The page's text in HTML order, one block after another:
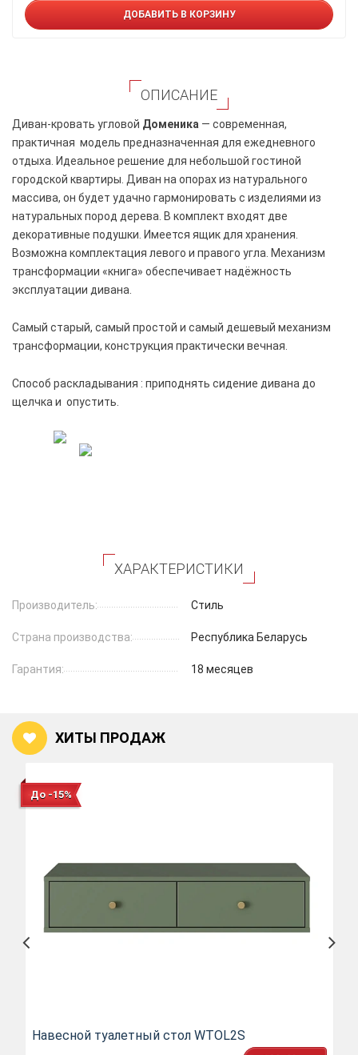
ДОБАВИТЬ В КОРЗИНУ
ОПИСАНИЕ
Диван-кровать угловой Доменика — современная,
практичная модель предназначенная для ежедневного
отдыха. Идеальное решение для небольшой гостиной
городской квартиры. Диван на опорах из натурального
массива, он будет удачно гармонировать с изделиями из
натуральных пород дерева. В комплект входят две
декоративные подушки. Имеется ящик для хранения.
Возможна комплектация левого и правого угла. Механизм
трансформации «книга» обеспечивает надёжность
эксплуатации дивана.
Самый старый, самый простой и самый дешевый механизм
трансформации, конструкция практически вечная.
Способ раскладывания : приподнять сидение дивана до
щелчка и опустить.
ХАРАКТЕРИСТИКИ
Производитель: Стиль
Страна производства: Республика Беларусь
Гарантия: 18 месяцев
ХИТЫ ПРОДАЖ
До -15%
Навесной туалетный стол WTOL2S